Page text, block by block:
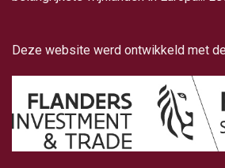
Deze website werd ontwikkeld met